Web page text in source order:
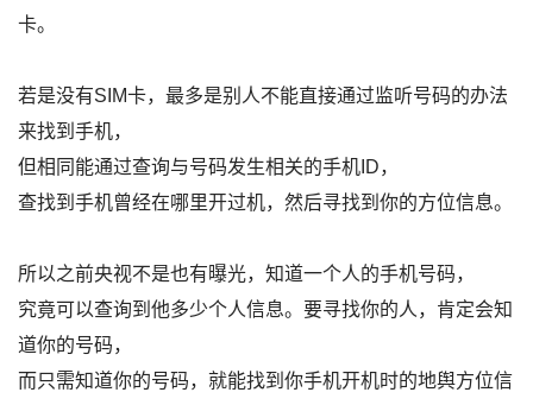
卡。
若是没有SIM卡，最多是别人不能直接通过监听号码的办法
来找到手机，
但相同能通过查询与号码发生相关的手机ID，
查找到手机曾经在哪里开过机，然后寻找到你的方位信息。
所以之前央视不是也有曝光，知道一个人的手机号码，
究竟可以查询到他多少个人信息。要寻找你的人，肯定会知
道你的号码，
而只需知道你的号码，就能找到你手机开机时的地舆方位信